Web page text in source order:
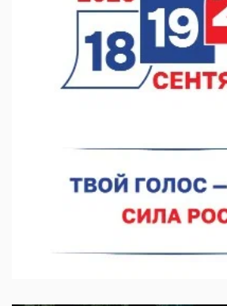
В Нижнем Новгороде прошло
07.08.2026 12:04